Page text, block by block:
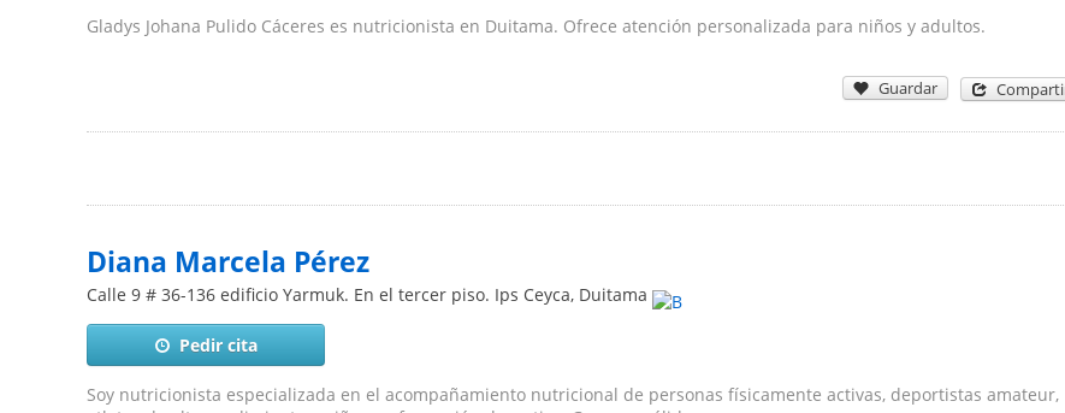
Gladys Johana Pulido Cáceres es nutricionista en Duitama. Ofrece atención personalizada para niños y adultos.
Guardar
Diana Marcela Pérez
Calle 9 # 36-136 edificio Yarmuk. En el tercer piso. Ips Ceyca, Duitama
Pedir cita
Soy nutricionista especializada en el acompañamiento nutricional de personas físicamente activas, deportistas amateur,